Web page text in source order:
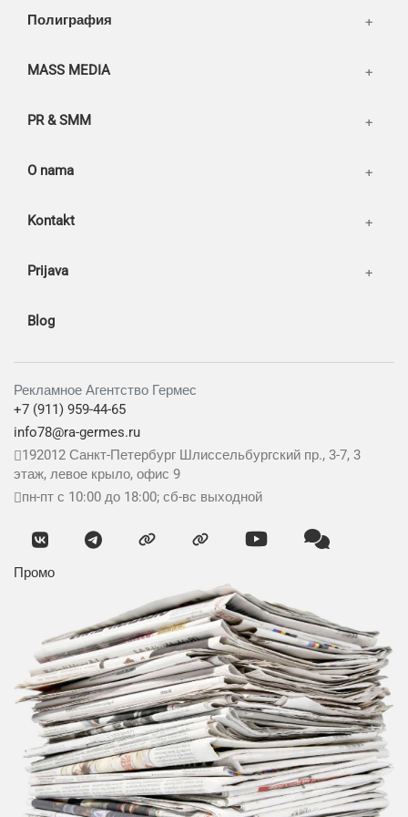
Полиграфия
MASS MEDIA
PR & SMM
O nama
Our works
Kontakt
Prijava
Blog
Рекламное Агентство Гермес
+7 (911) 959-44-65
info78@ra-germes.ru
192012 Санкт-Петербург Шлиссельбургский пр., 3-7, 3
этаж, левое крыло, офис 9
пн-пт с 10:00 до 18:00; сб-вс выходной
Промо